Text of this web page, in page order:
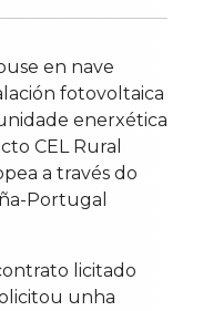
en nave
fotovoltaica
enerxética
CEL Rural
a través do
Portugal
licitado
unha